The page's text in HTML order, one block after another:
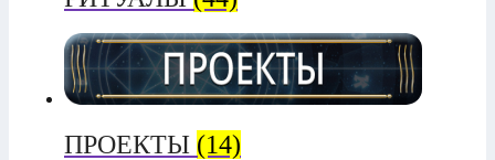
ПРОЕКТЫ (14)